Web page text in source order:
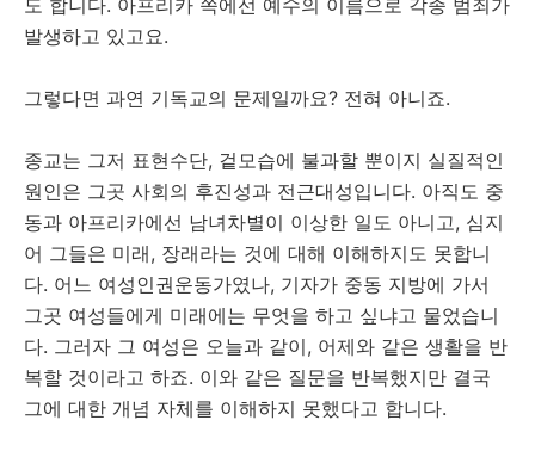
도 합니다. 아프리카 쪽에선 예수의 이름으로 각종 범죄가
발생하고 있고요.
그렇다면 과연 기독교의 문제일까요? 전혀 아니죠.
종교는 그저 표현수단, 겉모습에 불과할 뿐이지 실질적인
원인은 그곳 사회의 후진성과 전근대성입니다. 아직도 중
동과 아프리카에선 남녀차별이 이상한 일도 아니고, 심지
어 그들은 미래, 장래라는 것에 대해 이해하지도 못합니
다. 어느 여성인권운동가였나, 기자가 중동 지방에 가서
그곳 여성들에게 미래에는 무엇을 하고 싶냐고 물었습니
다. 그러자 그 여성은 오늘과 같이, 어제와 같은 생활을 반
복할 것이라고 하죠. 이와 같은 질문을 반복했지만 결국
그에 대한 개념 자체를 이해하지 못했다고 합니다.